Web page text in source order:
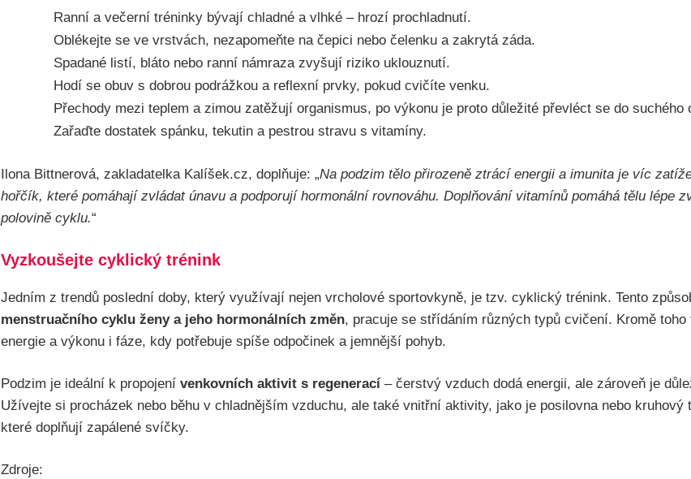
Ranní a večerní tréninky bývají chladné a vlhké – hrozí prochladnutí.
Oblékejte se ve vrstvách, nezapomeňte na čepici nebo čelenku a zakrytá záda.
Spadané listí, bláto nebo ranní námraza zvyšují riziko uklouznutí.
Hodí se obuv s dobrou podrážkou a reflexní prvky, pokud cvičíte venku.
Přechody mezi teplem a zimou zatěžují organismus, po výkonu je proto důležité převléct se do suchého
Zařaďte dostatek spánku, tekutin a pestrou stravu s vitamíny.
Ilona Bittnerová, zakladatelka Kalíšek.cz, doplňuje: „Na podzim tělo přirozeně ztrácí energii a imunita je víc
hořčík, které pomáhají zvládat únavu a podporují hormonální rovnováhu. Doplňování vitamínů pomáhá tělu lépe
polovině cyklu.“
Vyzkoušejte cyklický trénink
Jedním z trendů poslední doby, který využívají nejen vrcholové sportovkyně, je tzv. cyklický trénink. Tento
menstruačního cyklu ženy a jeho hormonálních změn, pracuje se střídáním různých typů cvičení. Kromě
energie a výkonu i fáze, kdy potřebuje spíše odpočinek a jemnější pohyb.
Podzim je ideální k propojení venkovních aktivit s regenerací – čerstvý vzduch dodá energii, ale zároveň je
Užívejte si procházek nebo běhu v chladnějším vzduchu, ale také vnitřní aktivity, jako je posilovna nebo
které doplňují zapálené svíčky.
Zdroje: